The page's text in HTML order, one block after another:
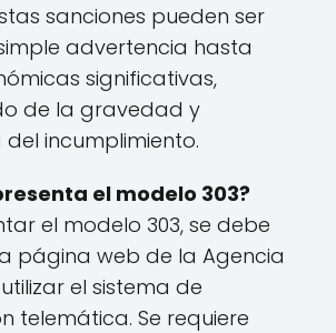
sanciones pueden ser
advertencia hasta
significativas,
de la gravedad y
del incumplimiento.
el modelo 303?
el modelo 303, se debe
página web de la Agencia
el sistema de
telemática. Se requiere